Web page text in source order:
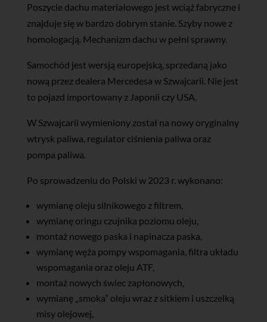
Poszycie dachu materiałowego jest wciąż fabryczne i
znajduje się w bardzo dobrym stanie. Szyby nowe z
homologacją. Mechanizm dachu w pełni sprawny.
Samochód jest wersją europejską, sprzedaną jako
nową przez dealera Mercedesa w Szwajcarii. Nie jest
to pojazd importowany z Japonii czy USA.
W Szwajcarii wymieniony został na nowy oryginalny
wtrysk paliwa, regulator ciśnienia paliwa oraz
pompa paliwa.
Po sprowadzeniu do Polski w 2023 r. wykonano:
wymianę oleju silnikowego z filtrem,
wymianę oringu czujnika poziomu oleju,
montaż nowego paska i napinacza paska,
wymianę węża pompy wspomagania, filtra układu
wspomagania oraz oleju ATF,
montaż nowych świec zapłonowych,
wymianę „smoka” oleju wraz z sitkiem i uszczelką
misy olejowej,